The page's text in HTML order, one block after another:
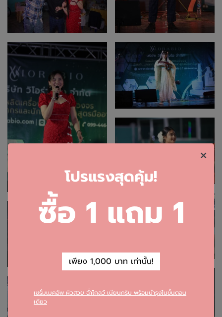
โปรแรงสุดคุ้ม!
ซื้อ 1 แถม 1
เพียง 1,000 บาท เท่านั้น!
เซรั่มเมคอัพ ผิวสวย ฉ่ำโกลว์ เนียนกริบ พร้อมบำรุงในขั้นตอน
เดียว